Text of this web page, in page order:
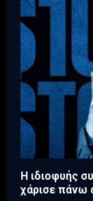
Η ιδιοφυής
χάρισε πάνω